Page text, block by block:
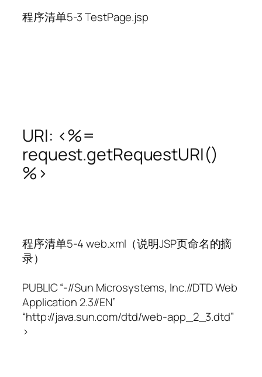
程序清单5-3 TestPage.jsp
URI: <%=
request.getRequestURI()
%>
程序清单5-4 web.xml（说明JSP页命名的摘
录）
PUBLIC “-//Sun Microsystems, Inc.//DTD Web
Application 2.3//EN”
“http://java.sun.com/dtd/web-app_2_3.dtd”
>